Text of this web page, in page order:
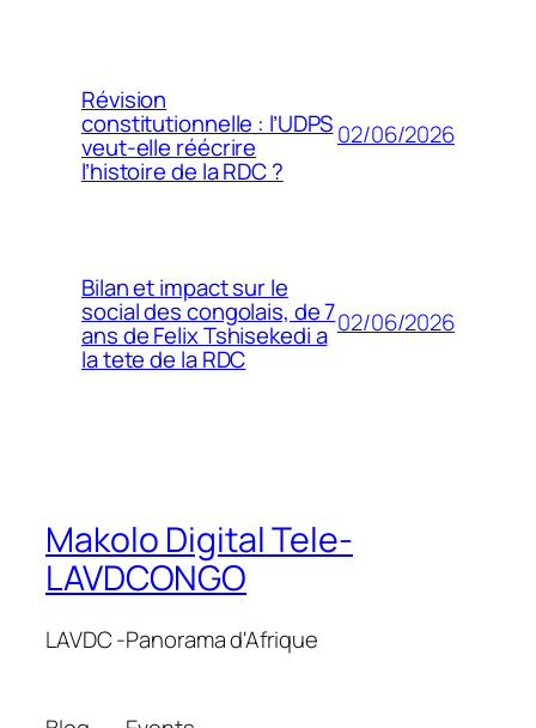
Révision
constitutionnelle : l’UDPS
veut-elle réécrire
l’histoire de la RDC ?
02/06/2026
Bilan et impact sur le
social des congolais, de 7
ans de Felix Tshisekedi a
la tete de la RDC
02/06/2026
Makolo Digital Tele-
LAVDCONGO
LAVDC -Panorama d'Afrique